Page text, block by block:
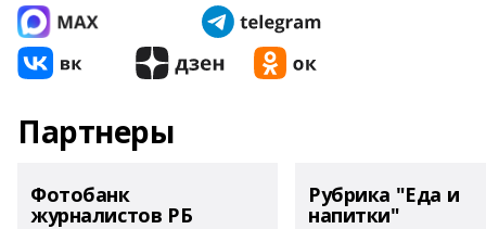
Партнеры
Фотобанк
журналистов РБ
Рубрика "Еда и
напитки"